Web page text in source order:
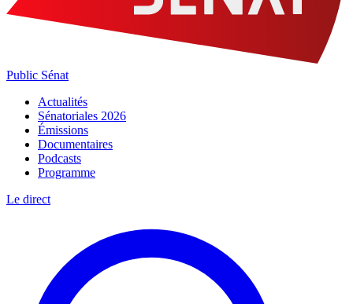
Public Sénat
Actualités
Sénatoriales 2026
Émissions
Documentaires
Podcasts
Programme
Le direct